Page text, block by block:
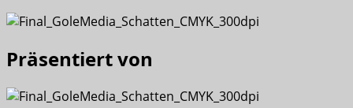
Präsentiert von